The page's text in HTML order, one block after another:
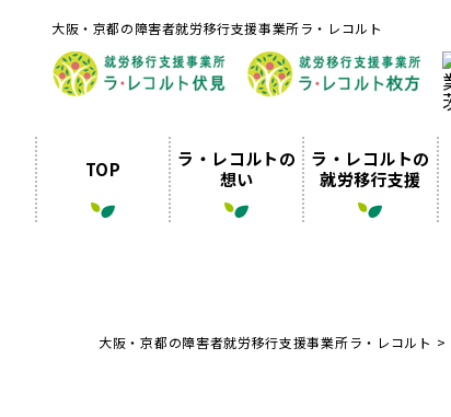
大阪・京都の障害者就労移行支援事業所ラ・レコルト
TOP
ラ・レコルトの
想い
ラ・レコルトの
就労移行支援
大阪・京都の障害者就労移行支援事業所ラ・レコルト >